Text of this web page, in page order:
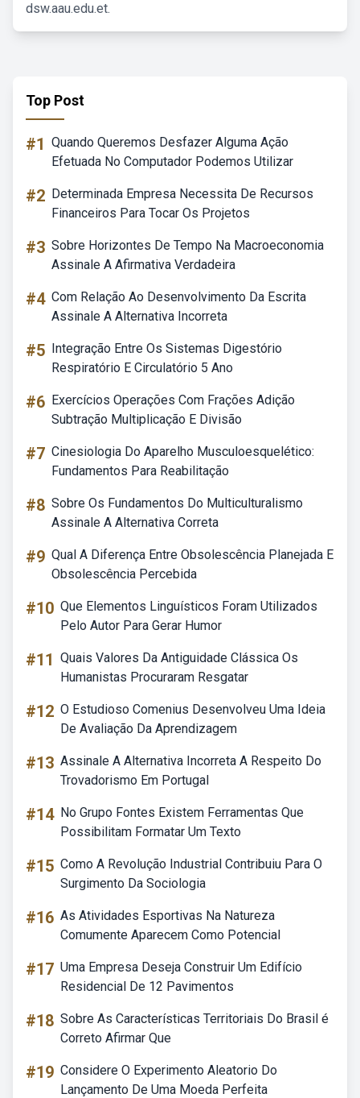
dsw.aau.edu.et.
Top Post
#1 Quando Queremos Desfazer Alguma Ação
Efetuada No Computador Podemos Utilizar
#2 Determinada Empresa Necessita De Recursos
Financeiros Para Tocar Os Projetos
#3 Sobre Horizontes De Tempo Na Macroeconomia
Assinale A Afirmativa Verdadeira
#4 Com Relação Ao Desenvolvimento Da Escrita
Assinale A Alternativa Incorreta
#5 Integração Entre Os Sistemas Digestório
Respiratório E Circulatório 5 Ano
#6 Exercícios Operações Com Frações Adição
Subtração Multiplicação E Divisão
#7 Cinesiologia Do Aparelho Musculoesquelético:
Fundamentos Para Reabilitação
#8 Sobre Os Fundamentos Do Multiculturalismo
Assinale A Alternativa Correta
#9 Qual A Diferença Entre Obsolescência Planejada E
Obsolescência Percebida
#10 Que Elementos Linguísticos Foram Utilizados
Pelo Autor Para Gerar Humor
#11 Quais Valores Da Antiguidade Clássica Os
Humanistas Procuraram Resgatar
#12 O Estudioso Comenius Desenvolveu Uma Ideia
De Avaliação Da Aprendizagem
#13 Assinale A Alternativa Incorreta A Respeito Do
Trovadorismo Em Portugal
#14 No Grupo Fontes Existem Ferramentas Que
Possibilitam Formatar Um Texto
#15 Como A Revolução Industrial Contribuiu Para O
Surgimento Da Sociologia
#16 As Atividades Esportivas Na Natureza
Comumente Aparecem Como Potencial
#17 Uma Empresa Deseja Construir Um Edifício
Residencial De 12 Pavimentos
#18 Sobre As Características Territoriais Do Brasil é
Correto Afirmar Que
#19 Considere O Experimento Aleatorio Do
Lançamento De Uma Moeda Perfeita